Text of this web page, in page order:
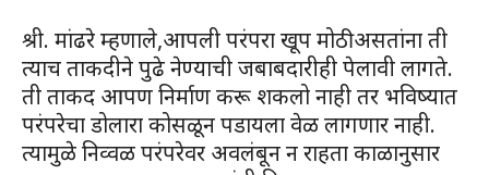
श्री. मांढरे म्हणाले,आपली परंपरा खूप मोठीअसतांना ती
त्याच ताकदीने पुढे नेण्याची जबाबदारीही पेलावी लागते.
ती ताकद आपण निर्माण करू शकलो नाही तर भविष्यात
परंपरेचा डोलारा कोसळून पडायला वेळ लागणार नाही.
त्यामुळे निव्वळ परंपरेवर अवलंबून न राहता काळानुसार